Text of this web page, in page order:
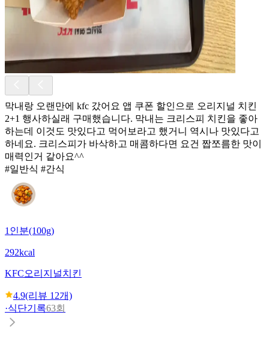
막내랑 오랜만에 kfc 갔어요 앱 쿠폰 할인으로 오리지널 치킨
2+1 행사하실래 구매했습니다. 막내는 크리스피 치킨을 좋아
하는데 이것도 맛있다고 먹어보라고 했거니 역시나 맛있다고
하네요. 크리스피가 바삭하고 매콤하다면 요건 짭쪼름한 맛이
매력인거 같아요^^
#일반식 #간식
1인분(100g)
292kcal
KFC오리지널치킨
4.9(리뷰 12개)
·식단기록63회